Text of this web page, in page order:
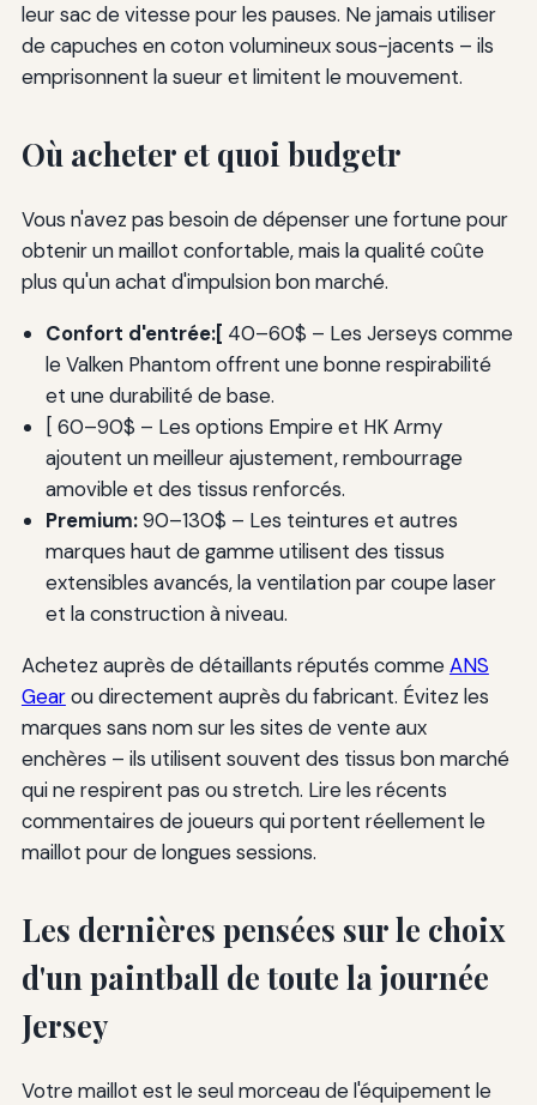
leur sac de vitesse pour les pauses. Ne jamais utiliser
de capuches en coton volumineux sous-jacents – ils
emprisonnent la sueur et limitent le mouvement.
Où acheter et quoi budgetr
Vous n'avez pas besoin de dépenser une fortune pour
obtenir un maillot confortable, mais la qualité coûte
plus qu'un achat d'impulsion bon marché.
Confort d'entrée:[ 40–60$ – Les Jerseys comme
le Valken Phantom offrent une bonne respirabilité
et une durabilité de base.
[ 60–90$ – Les options Empire et HK Army
ajoutent un meilleur ajustement, rembourrage
amovible et des tissus renforcés.
Premium:90–130$ – Les teintures et autres
marques haut de gamme utilisent des tissus
extensibles avancés, la ventilation par coupe laser
et la construction à niveau.
Achetez auprès de détaillants réputés commeANS
Gearou directement auprès du fabricant. Évitez les
marques sans nom sur les sites de vente aux
enchères – ils utilisent souvent des tissus bon marché
qui ne respirent pas ou stretch. Lire les récents
commentaires de joueurs qui portent réellement le
maillot pour de longues sessions.
Les dernières pensées sur le choix
d'un paintball de toute la journée
Jersey
Votre maillot est le seul morceau de l'équipement le